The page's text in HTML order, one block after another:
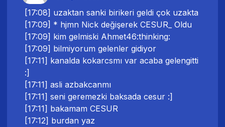
[17:08] uzaktan sanki birikeri geldi çok uzakta
[17:09] * hjmn Nick değişerek CESUR_ Oldu
[17:09] kim gelmiski Ahmet46:thinking:
[17:09] bilmiyorum gelenler gidiyor
[17:11] kanalda kokarcsmı var acaba gelengitti
:]
[17:11] asli azbakcanmı
[17:11] seni geremezki baksada cesur :]
[17:11] bakamam CESUR
[17:12] burdan yaz